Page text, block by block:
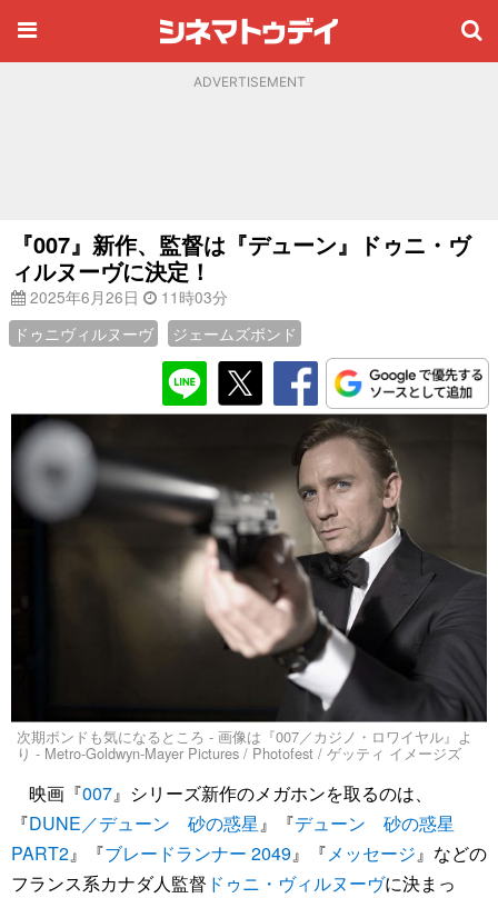
ADVERTISEMENT
『007』新作、監督は『デューン』ドゥニ・ヴ
ィルヌーヴに決定！
2025年6月26日
11時03分
ドゥニヴィルヌーヴ
ジェームズボンド
次期ボンドも気になるところ - 画像は『007／カジノ・ロワイヤル』よ
り - Metro-Goldwyn-Mayer Pictures / Photofest / ゲッティ イメージズ
映画『007』シリーズ新作のメガホンを取るのは、
『DUNE／デューン 砂の惑星』『デューン 砂の惑星
PART2』『ブレードランナー 2049』『メッセージ』などの
フランス系カナダ人監督 ドゥニ・ヴィルヌーヴに決まっ